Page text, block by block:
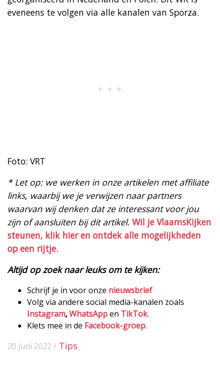
eveneens te volgen via alle kanalen van Sporza.
Foto: VRT
* Let op: we werken in onze artikelen met affiliate
links, waarbij we je verwijzen naar partners
waarvan wij denken dat ze interessant voor jou
zijn of aansluiten bij dit artikel. Wil je VlaamsKijken
steunen, klik hier en ontdek alle mogelijkheden
op een rijtje.
Altijd op zoek naar leuks om te kijken:
Schrijf je in voor onze nieuwsbrief
Volg via andere social media-kanalen zoals
Instagram,WhatsAppen TikTok.
Klets mee in de Facebook-groep.
20 juni 2022 / Tips